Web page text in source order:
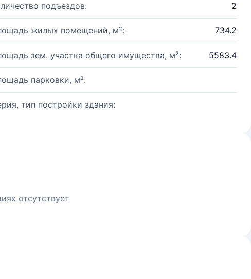
подъездов: 2
жилых помещений, м²: 734.2
зем. участка общего имущества, м²: 5583.4
парковки, м²:
тип постройки здания:
отсутствует